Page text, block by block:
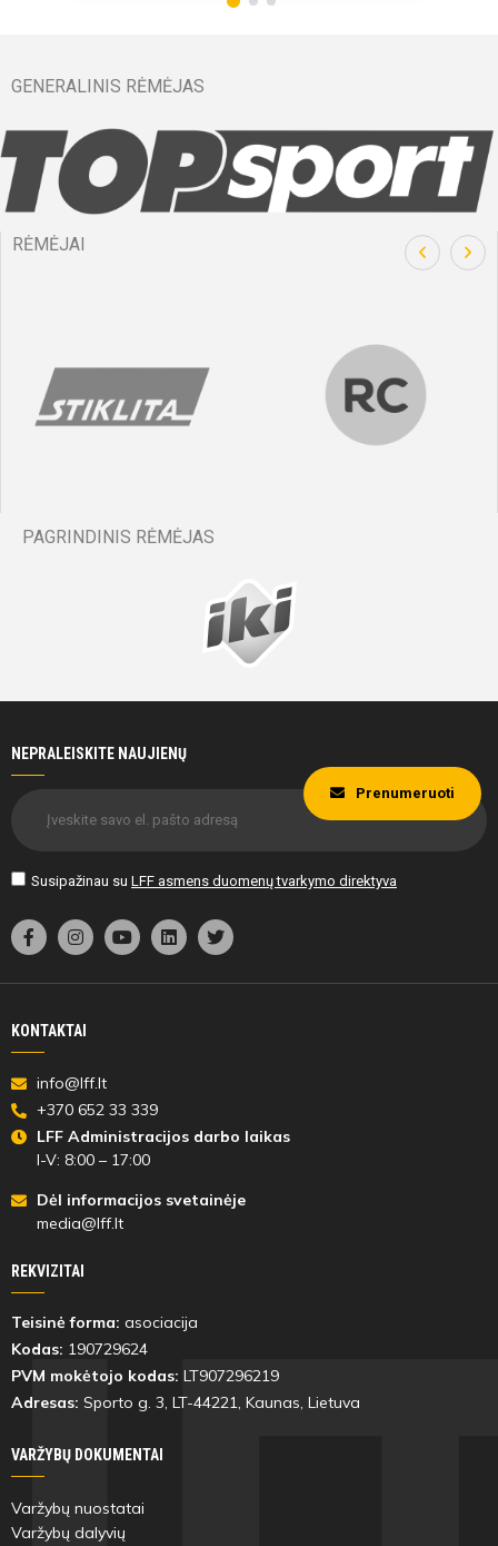
GENERALINIS RĖMĖJAS
RĖMĖJAI
PAGRINDINIS RĖMĖJAS
NEPRALEISKITE NAUJIENŲ
Susipažinau su LFF asmens duomenų tvarkymo direktyva
Prenumeruoti
KONTAKTAI
info@lff.lt
+370 652 33 339
LFF Administracijos darbo laikas
I-V: 8:00 – 17:00
Dėl informacijos svetainėje
media@lff.lt
REKVIZITAI
Teisinė forma: asociacija
Kodas: 190729624
PVM mokėtojo kodas: LT907296219
Adresas: Sporto g. 3, LT-44221, Kaunas, Lietuva
VARŽYBŲ DOKUMENTAI
Varžybų nuostatai
Varžybų dalyvių